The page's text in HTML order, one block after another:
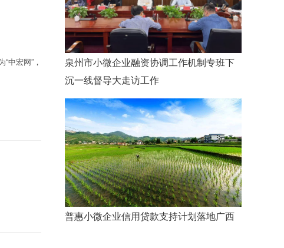
中宏网”，
泉州市小微企业融资协调工作机制专班下
沉一线督导大走访工作
普惠小微企业信用贷款支持计划落地广西